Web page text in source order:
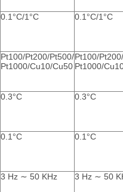
0.1°C/1°C 0.1°C/1°C
Pt100/Pt200/Pt500/
Pt1000/Cu10/Cu50
Pt100/
Pt1000/
0.3°C 0.3°C
0.1°C 0.1°C
3 Hz ∼ 50 KHz 3 Hz ∼ 50